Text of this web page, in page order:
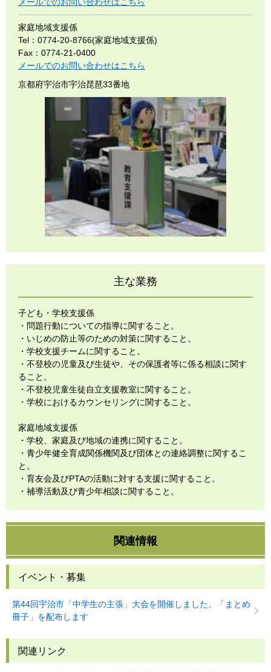
メールでのお問い合わせはこちら
家庭地域支援係
Tel：0774-20-8766(家庭地域支援係)
Fax：0774-21-0400
メールでのお問い合わせはこちら
京都府宇治市宇治琵琶33番地
主な業務
子ども・学校支援係
・問題行動についての指導に関すること。
・いじめの防止等のための対策に関すること。
・学校支援チームに関すること。
・不登校の児童及び生徒や、その保護者等に係る相談に関す
ること。
・不登校児童生徒自立支援教室に関すること。
・学校におけるカウンセリングに関すること。
家庭地域支援係
・学校、家庭及び地域の連携に関すること。
・青少年健全育成関係機関及び団体との連絡調整に関するこ
と。
・育友会及びPTAの活動に対する支援に関すること。
・補導活動及び青少年相談に関すること。
関連情報
イベント・募集
第44回宇治市「中学生の主張」大会を開催しました。「まとめ
冊子」を配布します
関連リンク